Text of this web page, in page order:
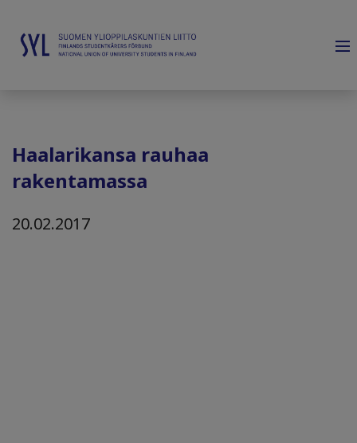
Haalarikansa rauhaa
rakentamassa
20.02.2017